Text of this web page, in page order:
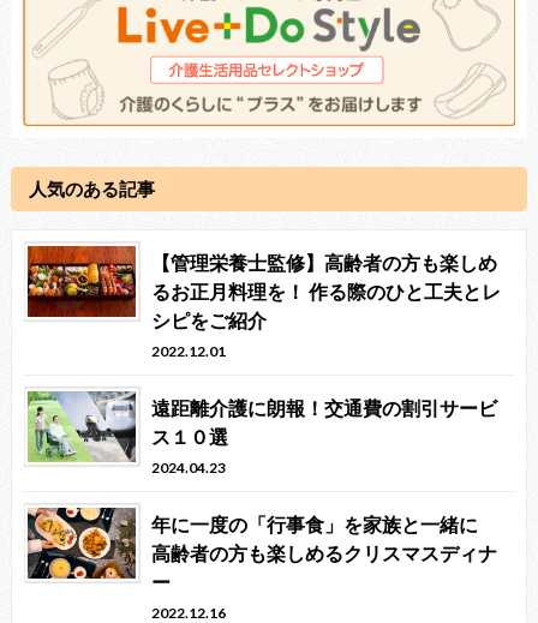
人気のある記事
【管理栄養士監修】高齢者の方も楽しめ
るお正月料理を！ 作る際のひと工夫とレ
シピをご紹介
2022.12.01
遠距離介護に朗報！交通費の割引サービ
ス１０選
2024.04.23
年に一度の「行事食」を家族と一緒に
高齢者の方も楽しめるクリスマスディナ
ー
2022.12.16